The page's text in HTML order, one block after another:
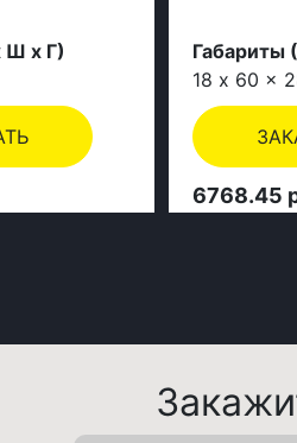
Ш х Г)
Габариты
18 x 60 x
6768.45